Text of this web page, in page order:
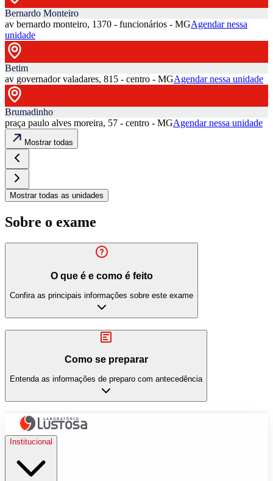
Bernardo Monteiro
av bernardo monteiro, 1370 - funcionários - MGAgendar nessa
unidade
Betim
av governador valadares, 815 - centro - MGAgendar nessa unidade
Brumadinho
praça paulo alves moreira, 57 - centro - MGAgendar nessa unidade
Mostrar todas
Mostrar todas as unidades
Sobre o exame
O que é e como é feito
Confira as principais informações sobre este exame
Como se preparar
Entenda as informações de preparo com antecedência
Institucional